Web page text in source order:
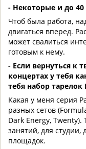
- Некоторые и до
Чтоб была работа,
двигаться вперед.
может свалиться
готовым к нему.
- Если вернуться к
концертах у тебя
тебя набор тарелок
Какая у меня серия
разных сетов
Dark Energy,
занятий, для студии,
площадок.